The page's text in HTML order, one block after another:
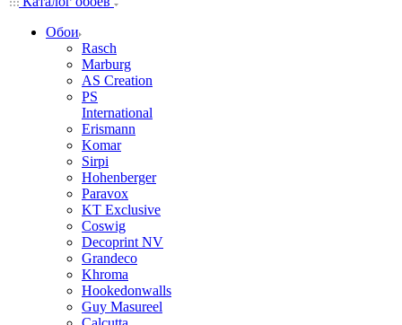
Обои
Rasch
Marburg
AS Creation
PS
International
Erismann
Komar
Sirpi
Hohenberger
Paravox
KT Exclusive
Coswig
Decoprint NV
Grandeco
Khroma
Hookedonwalls
Guy Masureel